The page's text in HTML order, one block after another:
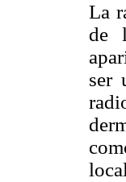
La
de
ser